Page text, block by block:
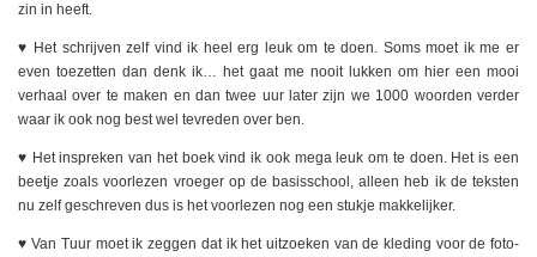
zin in heeft.
♥️ Het schrijven zelf vind ik heel erg leuk om te doen. Soms moet ik me er
even toezetten dan denk ik… het gaat me nooit lukken om hier een mooi
verhaal over te maken en dan twee uur later zijn we 1000 woorden verder
waar ik ook nog best wel tevreden over ben.
♥️ Het inspreken van het boek vind ik ook mega leuk om te doen. Het is een
beetje zoals voorlezen vroeger op de basisschool, alleen heb ik de teksten
nu zelf geschreven dus is het voorlezen nog een stukje makkelijker.
♥️ Van Tuur moet ik zeggen dat ik het uitzoeken van de kleding voor de foto-